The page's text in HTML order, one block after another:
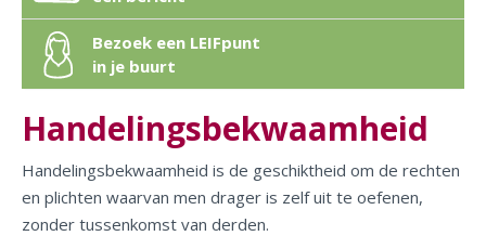
Bezoek een LEIFpunt
in je buurt
Handelingsbekwaamheid
Handelingsbekwaamheid is de geschiktheid om de rechten
en plichten waarvan men drager is zelf uit te oefenen,
zonder tussenkomst van derden.